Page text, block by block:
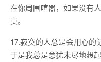
在你周围喧嚣，如果没有
寞。
17.寂寞的人总是会用心的
于是我总是意犹未尽地想